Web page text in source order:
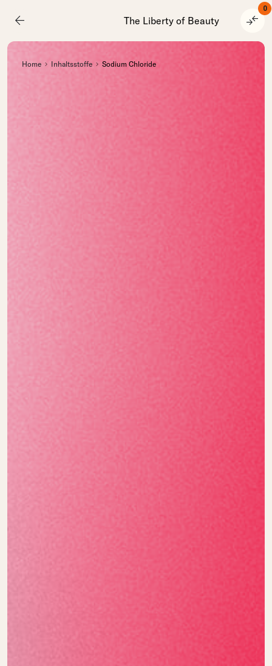
arrow_back The Liberty of Beauty compare_arrows
0
Home Inhaltsstoffe Sodium Chloride